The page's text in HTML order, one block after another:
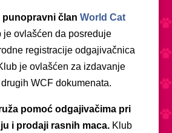
punopravni član World Cat
je ovlašćen da posreduje
registracije odgajivačnica
je ovlašćen za izdavanje
WCF dokumenata.
pomoć odgajivačima pri
i prodaji rasnih maca. Klub